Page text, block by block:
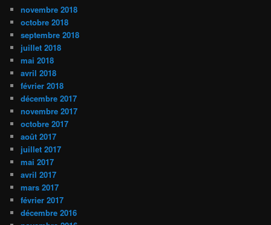
novembre 2018
octobre 2018
septembre 2018
juillet 2018
mai 2018
avril 2018
février 2018
décembre 2017
novembre 2017
octobre 2017
août 2017
juillet 2017
mai 2017
avril 2017
mars 2017
février 2017
décembre 2016